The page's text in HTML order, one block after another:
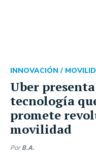
Uber
tecnología
promete
movilidad
INNOVACIÓN /
Por B.A.